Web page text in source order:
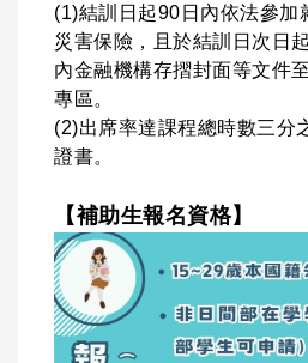
(1)結訓日起90日內依法參加
災害保險，且於結訓日次日
內金融機構存摺封面等文件
專區。
(2)出席率達課程總時數三分
證書。
【補助生報名資格】